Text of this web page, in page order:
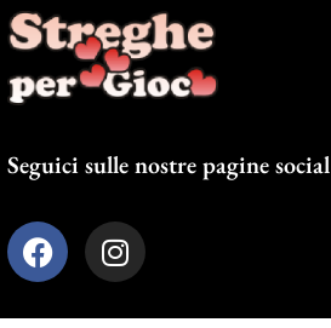
Seguici sulle nostre pagine social
F
a
I
n